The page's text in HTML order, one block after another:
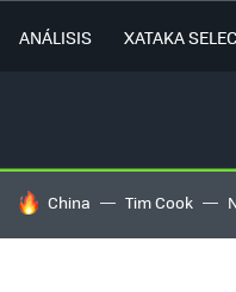
ANÁLISIS XATAKA
HOY SE HABLA DE
China Tim Cook